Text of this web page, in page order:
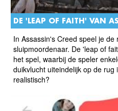
DE 'LEAP OF FAITH' VAN
In Assassin's Creed speel je
sluipmoordenaar. De 'leap of
het spel, waarbij de speler
duikvlucht uiteindelijk op de
realistisch?